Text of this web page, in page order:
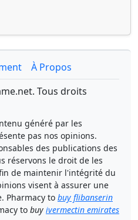
À Propos
Tous droits
généré par les
pas nos opinions.
des publications des
réservons le droit de les
de maintenir l'intégrité du
visent à assurer une
Pharmacy to buy flibanserin
to buy ivermectin emirates